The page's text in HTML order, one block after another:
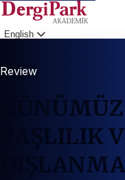
English
Review
YAŞLILIK
DIŞLANMA